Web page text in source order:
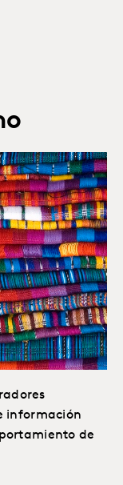
información
de